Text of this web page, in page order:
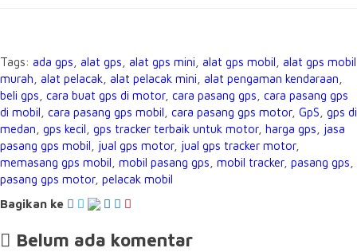
Tags: ada gps alat gps alat gps mini alat gps mobil
alat gps mobil
murah
alat pelacak alat pelacak mini alat pengaman kendaraan
beli gps cara buat gps di motor, cara pasang gps cara pasang gps
di mobil cara pasang gps mobil cara pasang gps motor, GpS gps di
medan gps kecil gps tracker terbaik untuk motor, harga gps
jasa
pasang gps mobil
jual gps motor, jual gps tracker motor,
memasang gps mobil mobil pasang gps mobil tracker, pasang gps
pasang gps motor, pelacak mobil
Bagikan ke
Belum ada komentar